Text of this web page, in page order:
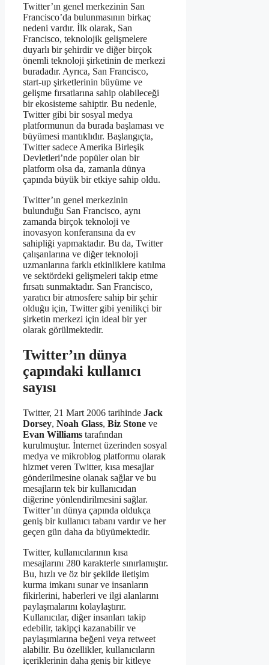
Twitter’ın genel merkezinin San
Francisco’da bulunmasının birkaç
nedeni vardır. İlk olarak, San
Francisco, teknolojik gelişmelere
duyarlı bir şehirdir ve diğer birçok
önemli teknoloji şirketinin de merkezi
buradadır. Ayrıca, San Francisco,
start-up şirketlerinin büyüme ve
gelişme fırsatlarına sahip olabileceği
bir ekosisteme sahiptir. Bu nedenle,
Twitter gibi bir sosyal medya
platformunun da burada başlaması ve
büyümesi mantıklıdır. Başlangıçta,
Twitter sadece Amerika Birleşik
Devletleri’nde popüler olan bir
platform olsa da, zamanla dünya
çapında büyük bir etkiye sahip oldu.
Twitter’ın genel merkezinin
bulunduğu San Francisco, aynı
zamanda birçok teknoloji ve
inovasyon konferansına da ev
sahipliği yapmaktadır. Bu da, Twitter
çalışanlarına ve diğer teknoloji
uzmanlarına farklı etkinliklere katılma
ve sektördeki gelişmeleri takip etme
fırsatı sunmaktadır. San Francisco,
yaratıcı bir atmosfere sahip bir şehir
olduğu için, Twitter gibi yenilikçi bir
şirketin merkezi için ideal bir yer
olarak görülmektedir.
Twitter’ın dünya
çapındaki kullanıcı
sayısı
Twitter, 21 Mart 2006 tarihinde Jack
Dorsey, Noah Glass, Biz Stone ve
Evan Williams tarafından
kurulmuştur. İnternet üzerinden sosyal
medya ve mikroblog platformu olarak
hizmet veren Twitter, kısa mesajlar
gönderilmesine olanak sağlar ve bu
mesajların tek bir kullanıcıdan
diğerine yönlendirilmesini sağlar.
Twitter’ın dünya çapında oldukça
geniş bir kullanıcı tabanı vardır ve her
geçen gün daha da büyümektedir.
Twitter, kullanıcılarının kısa
mesajlarını 280 karakterle sınırlamıştır.
Bu, hızlı ve öz bir şekilde iletişim
kurma imkanı sunar ve insanların
fikirlerini, haberleri ve ilgi alanlarını
paylaşmalarını kolaylaştırır.
Kullanıcılar, diğer insanları takip
edebilir, takipçi kazanabilir ve
paylaşımlarına beğeni veya retweet
alabilir. Bu özellikler, kullanıcıların
içeriklerinin daha geniş bir kitleye